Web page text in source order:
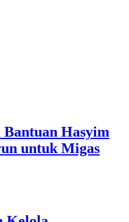
Hasyim
untuk Migas